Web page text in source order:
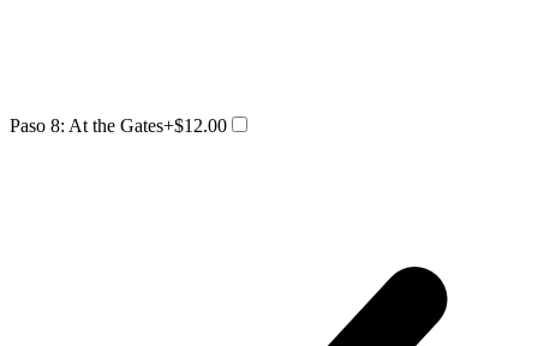
Paso 8: At the Gates+$12.00